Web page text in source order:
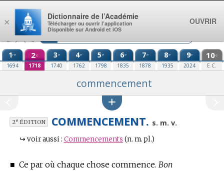
Aller au contenu
1re
1694
2e
1718
3e
1740
4e
1762
5e
1798
6e
1835
7e
1878
8e
1935
9e
2024
10e
E.C.
commencement
2eÉDITION COMMENCEMENT. s. m. v.
↪ voir aussi : Commencements (n. m. pl.)
■ Ce par où chaque chose commence. Bon
×
Dictionnaire de l’Académie
Télécharger ou ouvrir l’application
Disponible sur Android et iOS
OUVRIR